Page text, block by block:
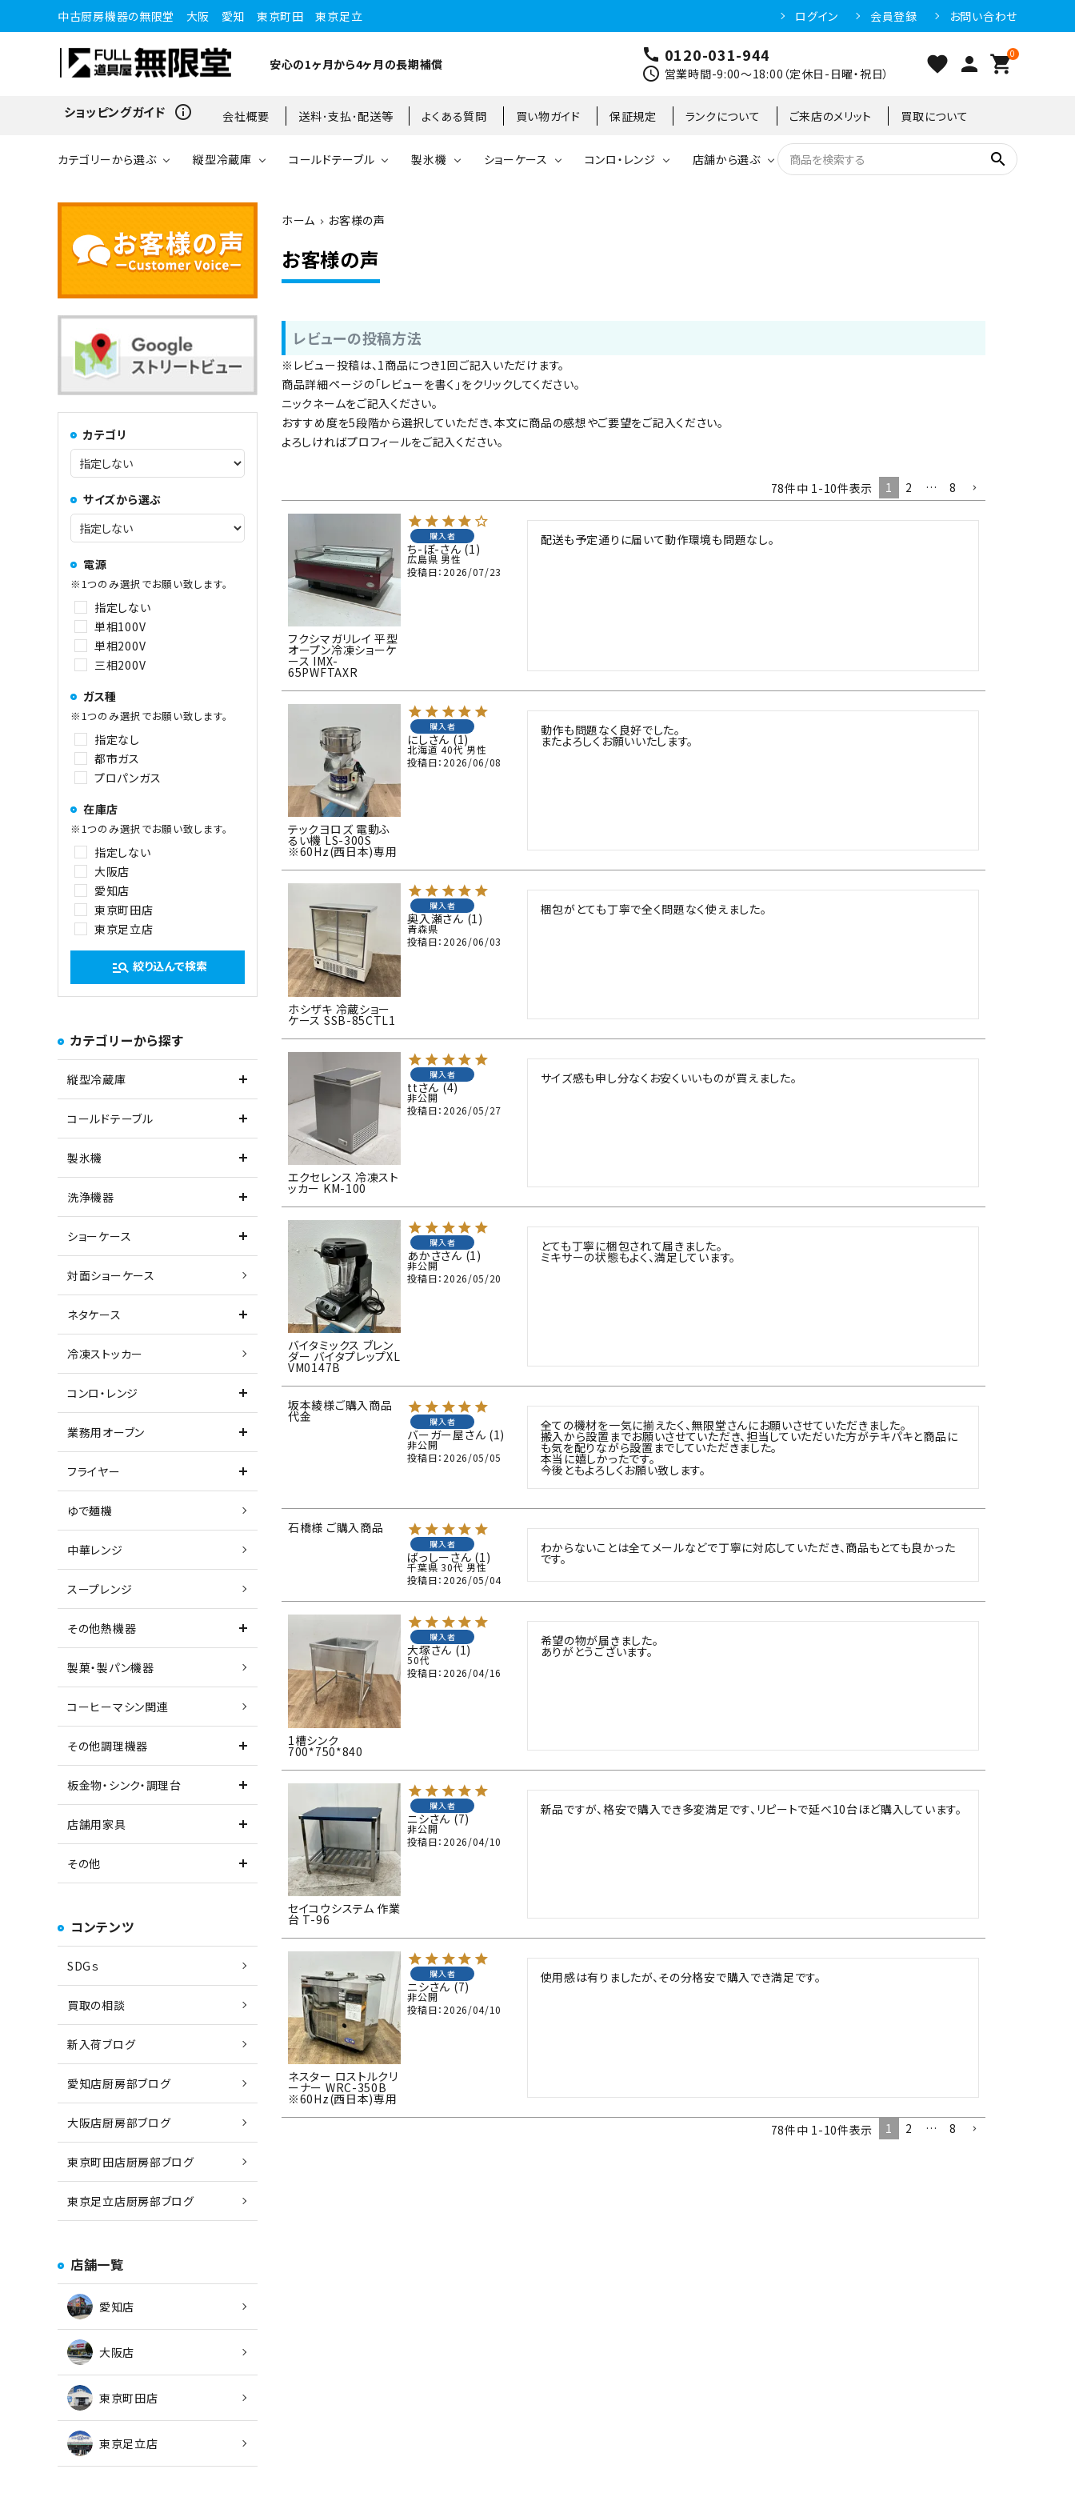
中古厨房機器の無限堂 大阪 愛知 東京町田 東京足立 ログイン 会員登録 お問い合わせ
安心の1ヶ月から4ヶ月の長期補償 call 0120-031-944
schedule 営業時間-9:00～18:00（定休日-日曜・祝日） favorite person 0
shopping_cart
ショッピングガイド info_outline 会社概要 送料･支払･配送等 よくある質問 買い物ガイド 保証規定 ランクについて ご来店のメリット 買取について
カテゴリーから選ぶ
縦型冷蔵庫 コールドテーブル
ショーケース
コンロ・レンジ 業務用オーブン
スープレンジ その他熱機器
店舗用家具
縦型冷蔵庫
縦型冷蔵庫 縦型冷凍庫
コールドテーブル
台下冷蔵庫 台下冷凍庫
ドロワータイプ・他
製氷機
20kg～25kg 35kg
65kg
100kg以上 チップ・フレークアイス
ショーケース
小型ショーケース リーチインタイプ
コンロ・レンジ
ガスコンロ ガステーブル
店舗から選ぶ
愛知店 大阪店
search
カテゴリ
サイズから選ぶ
電源
※1つのみ選択でお願い致します。
指定しない
単相100V
単相200V
三相200V
ガス種
※1つのみ選択でお願い致します。
指定なし
都市ガス
プロパンガス
在庫店
※1つのみ選択でお願い致します。
指定しない
大阪店
愛知店
東京町田店
東京足立店
manage_search 絞り込んで検索
カテゴリーから探す
縦型冷蔵庫
コールドテーブル
製氷機
洗浄機器
ショーケース
対面ショーケース
ネタケース
冷凍ストッカー
コンロ・レンジ
業務用オーブン
フライヤー
ゆで麺機
中華レンジ
スープレンジ
その他熱機器
製菓・製パン機器
コーヒーマシン関連
その他調理機器
板金物・シンク・調理台
店舗用家具
その他
コンテンツ
SDGｓ
買取の相談
新入荷ブログ
愛知店厨房部ブログ
大阪店厨房部ブログ
東京町田店厨房部ブログ
東京足立店厨房部ブログ
店舗一覧
愛知店
大阪店
東京町田店
東京足立店
ホーム お客様の声
お客様の声
レビューの投稿方法
※レビュー投稿は、1商品につき1回ご記入いただけます。
商品詳細ページの「レビューを書く」をクリックしてください。
ニックネームをご記入ください。
おすすめ度を5段階から選択していただき、本文に商品の感想やご要望をご記入ください。
よろしければプロフィールをご記入ください。
78件中 1-10件表示 1 2 … 8
フクシマガリレイ 平型
オープン冷凍ショーケ
ース IMX-
65PWFTAXR
購入者
ち-ぼ- 1
広島県 男性
投稿日 2026/07/23
配送も予定通りに届いて動作環境も問題なし。
テックヨロズ 電動ふ
るい機 LS-300S
※60Hz(西日本)専用
購入者
にし 1
北海道 40代 男性
投稿日 2026/06/08
動作も問題なく良好でした。
またよろしくお願いいたします。
ホシザキ 冷蔵ショー
ケース SSB-85CTL1
購入者
奥入瀬 1
青森県
投稿日 2026/06/03
梱包がとても丁寧で全く問題なく使えました。
エクセレンス 冷凍スト
ッカー KM-100
購入者
tt 4
非公開
投稿日 2026/05/27
サイズ感も申し分なくお安くいいものが買えました。
バイタミックス ブレン
ダー バイタプレップXL
VM0147B
購入者
あかさ 1
非公開
投稿日 2026/05/20
とても丁寧に梱包されて届きました。
ミキサーの状態もよく、満足しています。
坂本綾様ご購入商品
代金 購入者
バーガー屋 1
非公開
投稿日 2026/05/05
全ての機材を一気に揃えたく、無限堂さんにお願いさせていただきました。
搬入から設置までお願いさせていただき、担当していただいた方がテキパキと商品に
も気を配りながら設置までしていただきました。
本当に嬉しかったです。
今後ともよろしくお願い致します。
石橋様 ご購入商品
購入者
ばっしー 1
千葉県 30代 男性
投稿日 2026/05/04
わからないことは全てメールなどで丁寧に対応していただき、商品もとても良かった
です。
1槽シンク
700*750*840
購入者
大塚 1
50代
投稿日 2026/04/16
希望の物が届きました。
ありがとうございます。
セイコウシステム 作業
台 T-96
購入者
ニシ 7
非公開
投稿日 2026/04/10
新品ですが、格安で購入でき多変満足です、リピートで延べ10台ほど購入しています。
ネスター ロストルクリ
ーナー WRC-350B
※60Hz(西日本)専用
購入者
ニシ 7
非公開
投稿日 2026/04/10
使用感は有りましたが、その分格安で購入でき満足です。
78件中 1 -10件表示 1 2 … 8